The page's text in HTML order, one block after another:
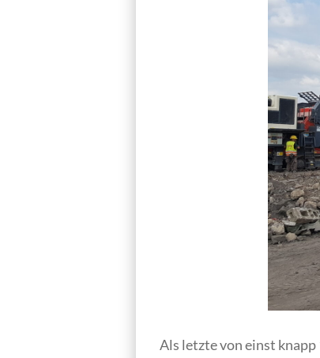
Als letzte von einst knapp